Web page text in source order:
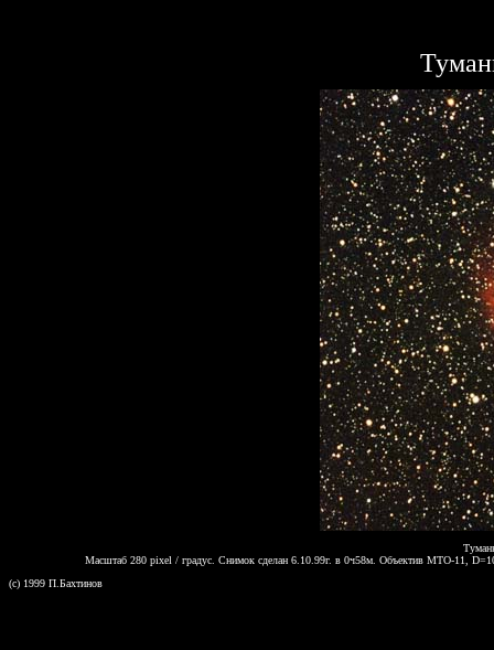
Масштаб 280 pixel / градус. Снимок сделан 6.10.99г. в 0ч58м. Объектив МТО-11,
(c) 1999 П.Бахтинов